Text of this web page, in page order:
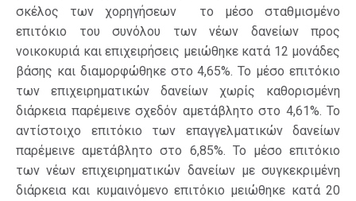
σκέλος των χορηγήσεων το μέσο σταθμισμένο
επιτόκιο του συνόλου των νέων δανείων προς
νοικοκυριά και επιχειρήσεις μειώθηκε κατά 12 μονάδες
βάσης και διαμορφώθηκε στο 4,65%. Το μέσο επιτόκιο
των επιχειρηματικών δανείων χωρίς καθορισμένη
διάρκεια παρέμεινε σχεδόν αμετάβλητο στο 4,61%. Το
αντίστοιχο επιτόκιο των επαγγελματικών δανείων
παρέμεινε αμετάβλητο στο 6,85%. Το μέσο επιτόκιο
των νέων επιχειρηματικών δανείων με συγκεκριμένη
διάρκεια και κυμαινόμενο επιτόκιο μειώθηκε κατά 20